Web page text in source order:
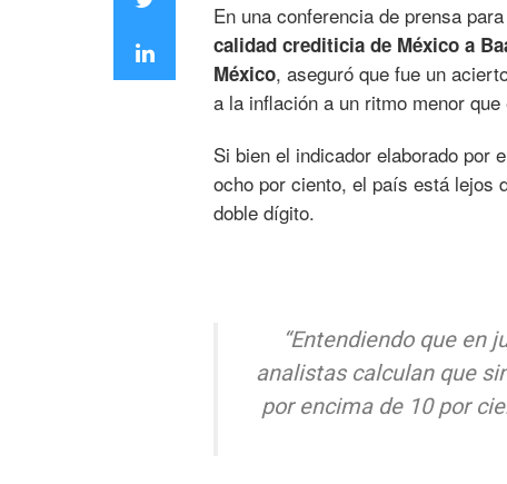
En una conferencia de prensa
calidad crediticia de México a
México, aseguró que fue un
a la inflación a un ritmo menor
Si bien el indicador elaborado por
ocho por ciento, el país está lejos
doble dígito.
“Entendiendo que en
analistas calculan que
por encima de 10 por